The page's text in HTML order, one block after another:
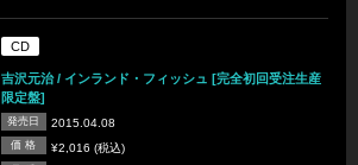
CD
吉沢元治 / インランド・フィッシュ [完全初回受注生産
限定盤]
発売日 2015.04.08
価 格 ¥2,016 (税込)